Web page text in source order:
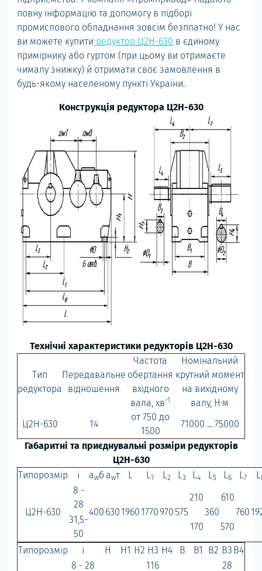
повну інформацію та допомогу в підборі
промислового обладнання зовсім безплатно! У нас
ви можете купити редуктор Ц2Н-630 в єдиному
примірнику або гуртом (при цьому ви отримаєте
чималу знижку) й отримати своє замовлення в
будь-якому населеному пункті України.
Конструкція редуктора Ц2Н-630
Технічні характеристики редукторів Ц2Н-630
Тип
редуктора
Передавальне
відношення
Частота
обертання
вхідного
вала, хв-1
Номінальний
крутний момент
на вихідному
валу, Н·м
Ц2Н-630
14
от 750 до
1500
71000 ... 75000
Габаритні та приєднувальні розміри редукторів
Ц2Н-630
Типорозмір
i awб awт L L1 L2 L3 L4 L5 L6 L7 L
Ц2Н-630
8 -
28
400 63019601770970575
210
360
610
760
31,5-
50
170 570
Типорозмір i H H1 H2 H3 H4 B B1 B2 B3 B4
8 - 28
116 28